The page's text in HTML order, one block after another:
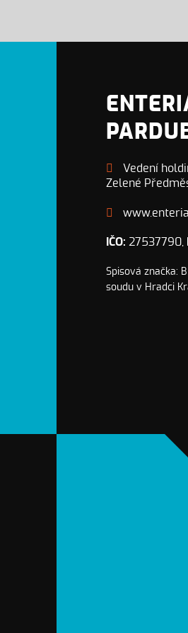
Vedení
Zelené
IČO: 27537790,
Spisová značka:
soudu v Hradci